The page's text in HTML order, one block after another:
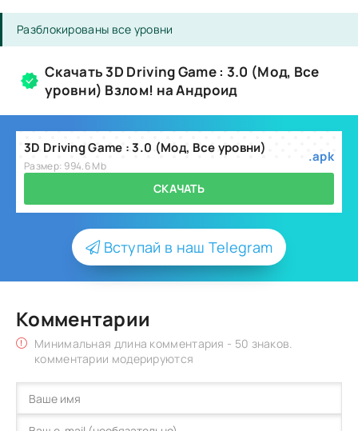
Разблокированы все уровни
Скачать 3D Driving Game : 3.0 (Мод, Все
уровни) Взлом! на Андроид
3D Driving Game : 3.0 (Мод, Все уровни)
Размер: 994.6 Mb
.apk
СКАЧАТЬ
Вступай в наш Telegram
Комментарии
Минимальная длина комментария - 50 знаков.
комментарии модерируются